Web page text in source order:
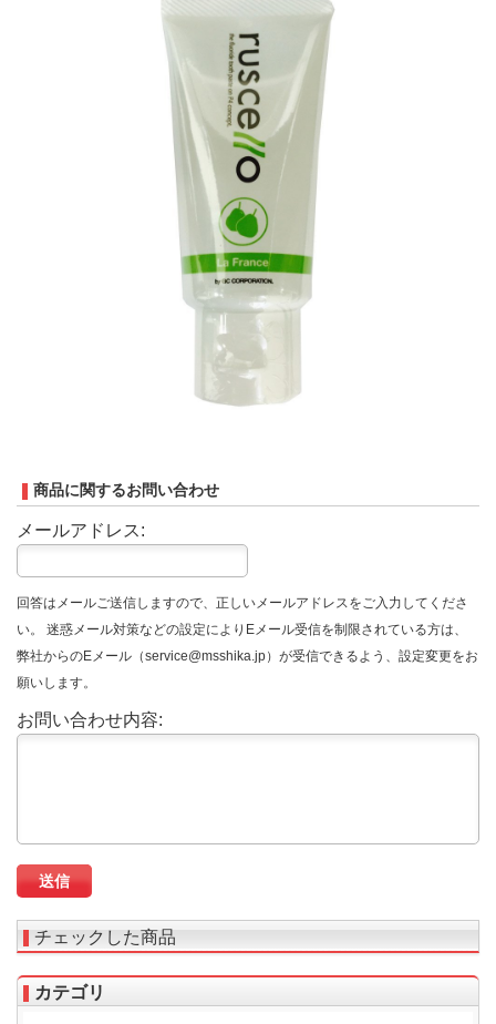
商品に関するお問い合わせ
メールアドレス:
回答はメールご送信しますので、正しいメールアドレスをご入力してくださ
い。 迷惑メール対策などの設定によりEメール受信を制限されている方は、
弊社からのEメール（service@msshika.jp）が受信できるよう、設定変更をお
願いします。
お問い合わせ内容:
チェックした商品
カテゴリ